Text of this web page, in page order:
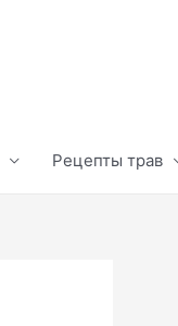
Рецепты трав